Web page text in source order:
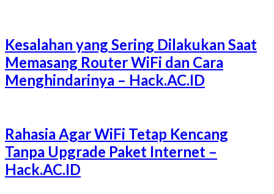
Kesalahan yang Sering Dilakukan Saat
Memasang Router WiFi dan Cara
Menghindarinya – Hack.AC.ID
Rahasia Agar WiFi Tetap Kencang
Tanpa Upgrade Paket Internet –
Hack.AC.ID